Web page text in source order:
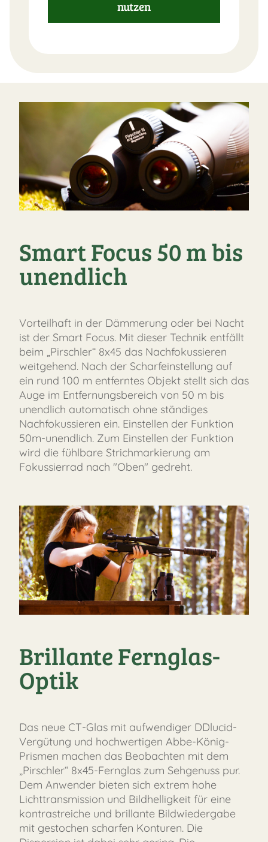
nutzen
Smart Focus 50 m bis
unendlich
Vorteilhaft in der Dämmerung oder bei Nacht
ist der Smart Focus. Mit dieser Technik entfällt
beim „Pirschler“ 8x45 das Nachfokussieren
weitgehend. Nach der Scharfeinstellung auf
ein rund 100 m entferntes Objekt stellt sich das
Auge im Entfernungsbereich von 50 m bis
unendlich automatisch ohne ständiges
Nachfokussieren ein. Einstellen der Funktion
50m-unendlich. Zum Einstellen der Funktion
wird die fühlbare Strichmarkierung am
Fokussierrad nach "Oben" gedreht.
Brillante Fernglas-
Optik
Das neue CT-Glas mit aufwendiger DDlucid-
Vergütung und hochwertigen Abbe-König-
Prismen machen das Beobachten mit dem
„Pirschler“ 8x45-Fernglas zum Sehgenuss pur.
Dem Anwender bieten sich extrem hohe
Lichttransmission und Bildhelligkeit für eine
kontrastreiche und brillante Bildwiedergabe
mit gestochen scharfen Konturen. Die